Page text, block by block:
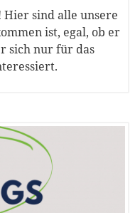
sind alle unsere
ist, egal, ob er
sich nur für das